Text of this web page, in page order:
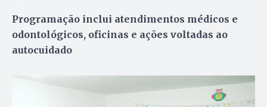
Programação inclui atendimentos médicos e
odontológicos, oficinas e ações voltadas ao
autocuidado